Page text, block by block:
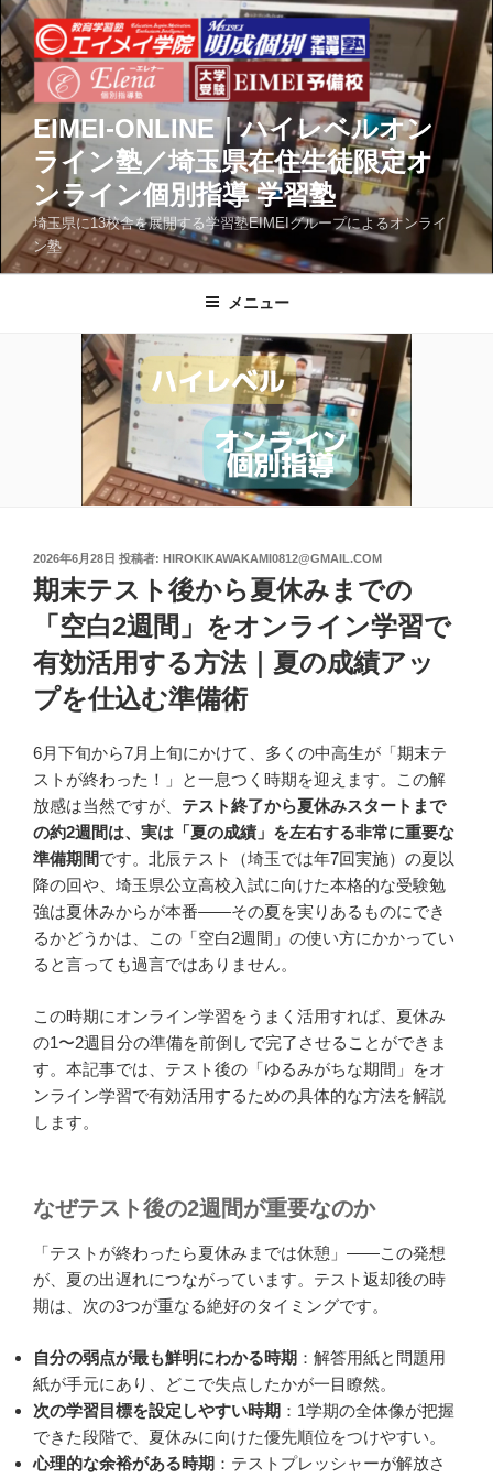
コ
ン
テ
ン
ツ
へ
プ
EIMEI-ONLINE｜ハイレベルオン
ライン塾／埼玉県在住生徒限定オ
ンライン個別指導 学習塾
埼玉県に13校舎を展開する学習塾EIMEIグループによるオンライ
ン塾
メニュー
投
稿
日:
2026年6月28日 投稿者: HIROKIKAWAKAMI0812@GMAIL.COM
期末テスト後から夏休みまでの
「空白2週間」をオンライン学習で
有効活用する方法｜夏の成績アッ
プを仕込む準備術
6月下旬から7月上旬にかけて、多くの中高生が「期末テ
ストが終わった！」と一息つく時期を迎えます。この解
放感は当然ですが、 テスト終了から夏休みスタートまで
の約2週間は、実は「夏の成績」を左右する非常に重要な
準備期間です。北辰テスト（埼玉では年7回実施）の夏以
降の回や、埼玉県公立高校入試に向けた本格的な受験勉
強は夏休みからが本番――その夏を実りあるものにでき
るかどうかは、この「空白2週間」の使い方にかかってい
ると言っても過言ではありません。
この時期にオンライン学習をうまく活用すれば、夏休み
の1〜2週目分の準備を前倒しで完了させることができま
す。本記事では、テスト後の「ゆるみがちな期間」をオ
ンライン学習で有効活用するための具体的な方法を解説
します。
なぜテスト後の2週間が重要なのか
「テストが終わったら夏休みまでは休憩」――この発想
が、夏の出遅れにつながっています。テスト返却後の時
期は、次の3つが重なる絶好のタイミングです。
自分の弱点が最も鮮明にわかる時期 ：解答用紙と問題用
紙が手元にあり、どこで失点したかが一目瞭然。
次の学習目標を設定しやすい時期 ：1学期の全体像が把握
できた段階で、夏休みに向けた優先順位をつけやすい。
心理的な余裕がある時期 ：テストプレッシャーが解放さ